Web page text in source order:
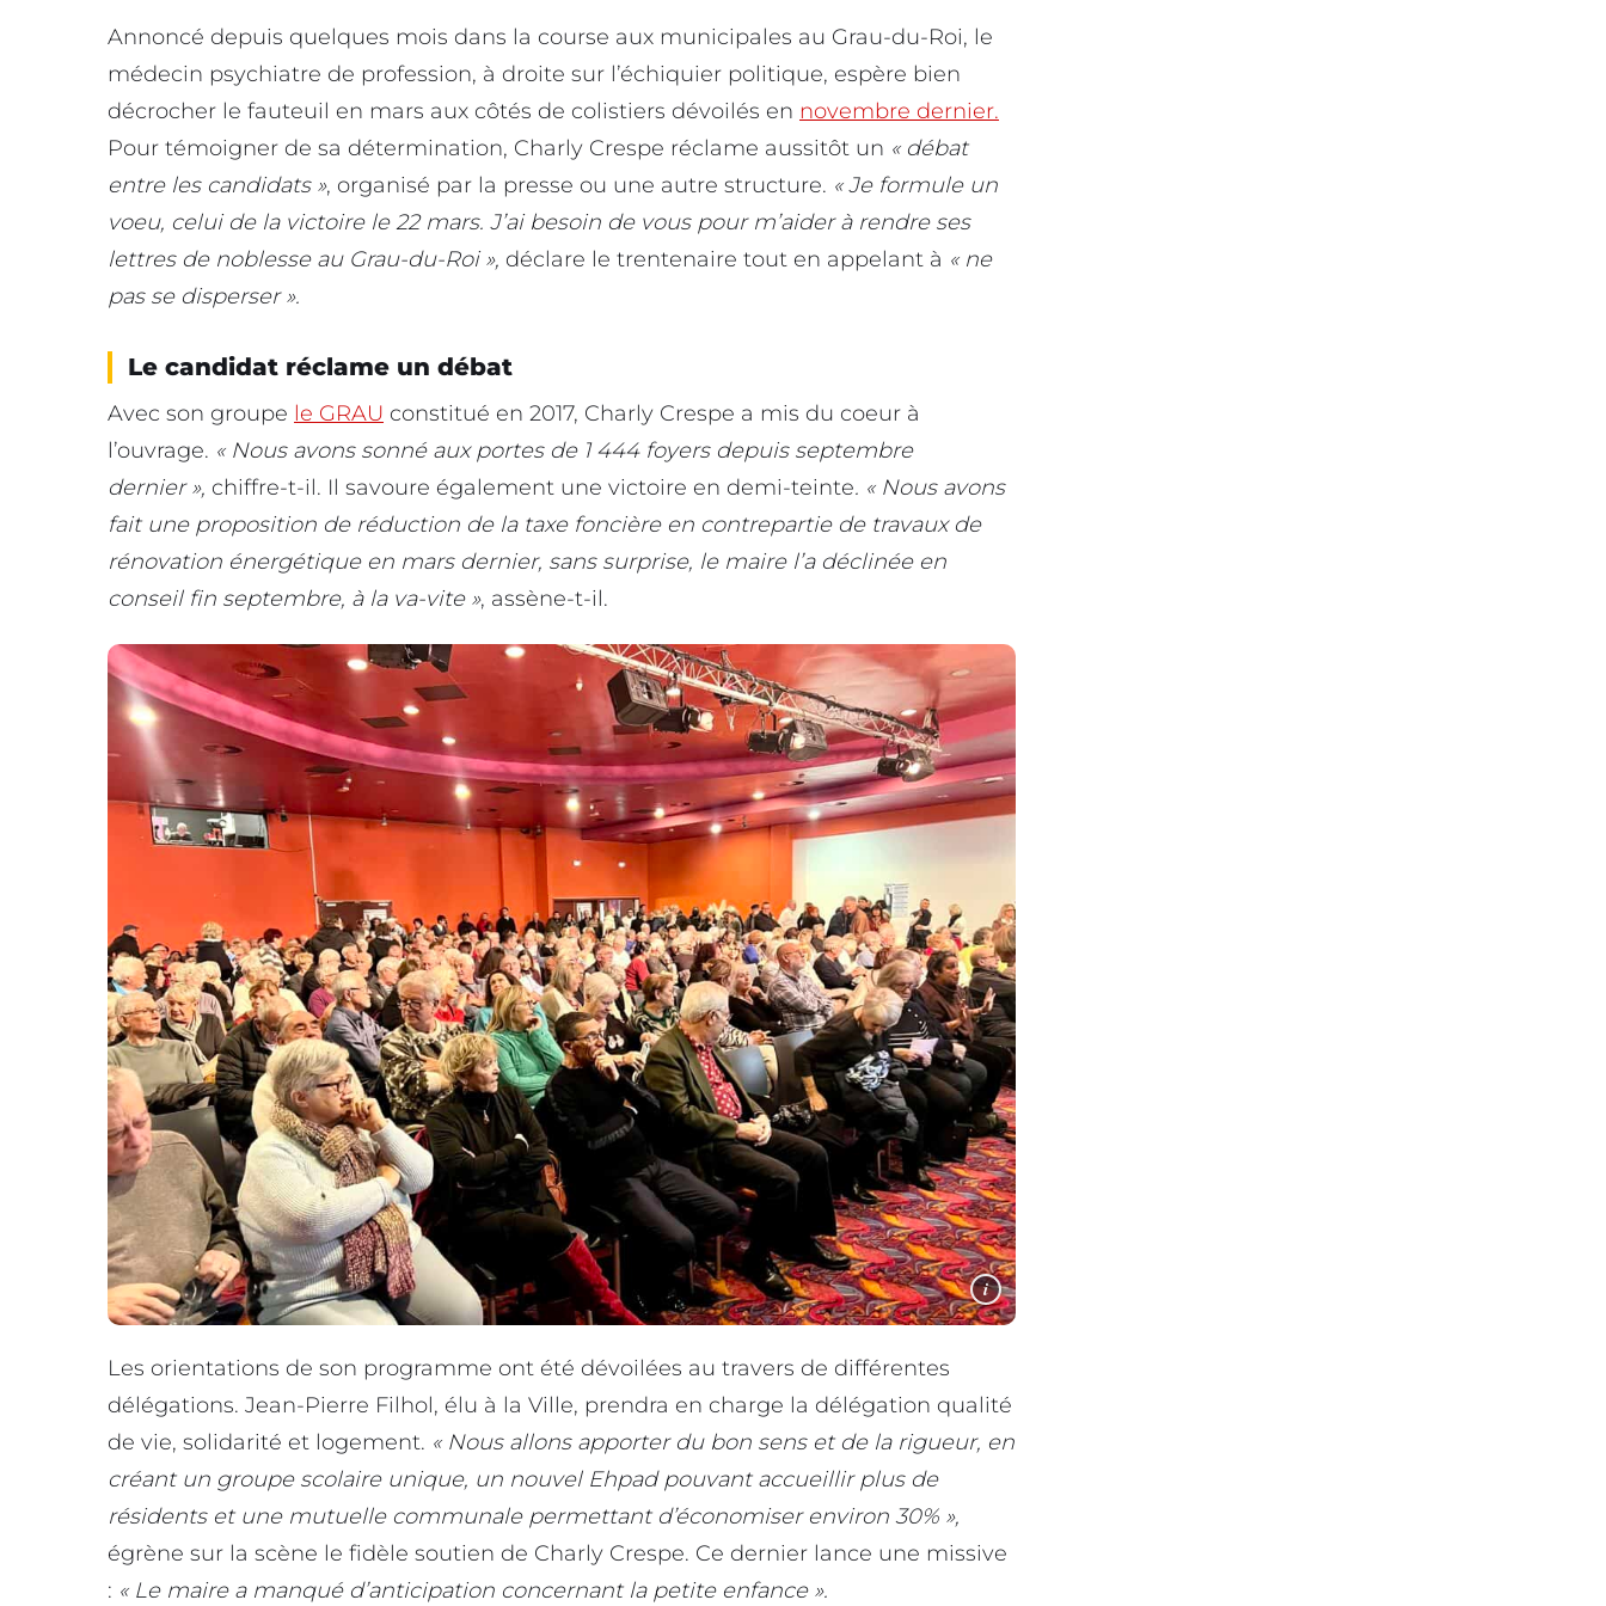
Annoncé depuis quelques mois dans la course aux municipales au Grau-du-Roi, le
médecin psychiatre de profession, à droite sur l’échiquier politique, espère bien
décrocher le fauteuil en mars aux côtés de colistiers dévoilés en novembre dernier.
Pour témoigner de sa détermination, Charly Crespe réclame aussitôt un « débat
entre les candidats », organisé par la presse ou une autre structure. « Je formule un
voeu, celui de la victoire le 22 mars. J’ai besoin de vous pour m’aider à rendre ses
lettres de noblesse au Grau-du-Roi », déclare le trentenaire tout en appelant à « ne
pas se disperser ».
Le candidat réclame un débat
Avec son groupe le GRAU constitué en 2017, Charly Crespe a mis du coeur à
l’ouvrage. « Nous avons sonné aux portes de 1 444 foyers depuis septembre
dernier », chiffre-t-il. Il savoure également une victoire en demi-teinte. « Nous avons
fait une proposition de réduction de la taxe foncière en contrepartie de travaux de
rénovation énergétique en mars dernier, sans surprise, le maire l’a déclinée en
conseil fin septembre, à la va-vite », assène-t-il.
i
Les orientations de son programme ont été dévoilées au travers de différentes
délégations. Jean-Pierre Filhol, élu à la Ville, prendra en charge la délégation qualité
de vie, solidarité et logement. « Nous allons apporter du bon sens et de la rigueur, en
créant un groupe scolaire unique, un nouvel Ehpad pouvant accueillir plus de
résidents et une mutuelle communale permettant d’économiser environ 30% »,
égrène sur la scène le fidèle soutien de Charly Crespe. Ce dernier lance une missive
: « Le maire a manqué d’anticipation concernant la petite enfance ».